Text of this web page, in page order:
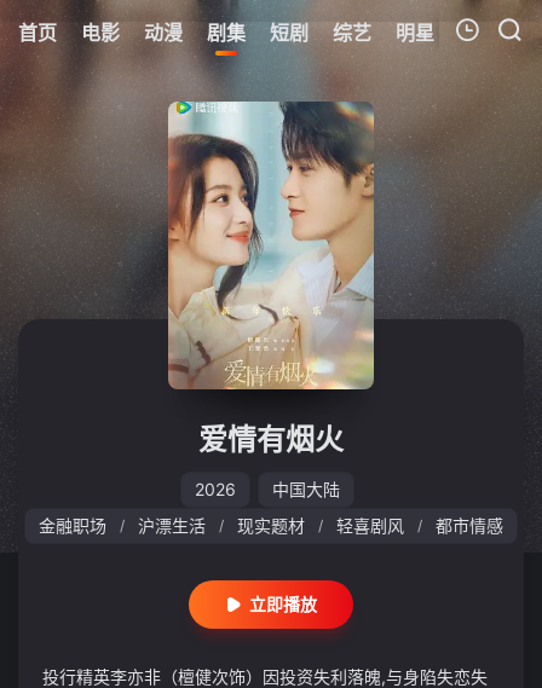
首页 电影 动漫 剧集 短剧 综艺 明星 周表
暂无观看影片的记录
爱情有烟火
2026
中国大陆
金融职场
/ 沪漂生活 / 现实题材 / 轻喜剧风 / 都市情感
立即播放
投行精英李亦非（檀健次饰）因投资失利落魄,与身陷失恋失